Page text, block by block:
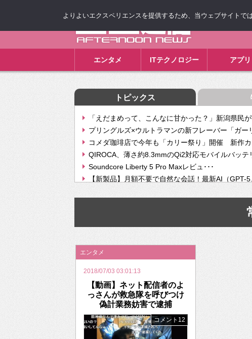
エンタメ ITテクノロジー アプリ
トピックス
「えだまめって、こんなに甘かった？」新潟県民
プリングルズ×ウルトラマンの新フレーバー「ガー
コメダ珈琲店で今年も「カリー祭り」開催 新作カ
QIROCA、薄さ約8.3mmのQi2対応モバイルバッテ
Soundcore Liberty 5 Pro Maxレビュ･･･
【新製品】月額不要で自然な会話！最新AI（GPT-
【次世代の没入感と生産性】VITURE Luma Ultra･･･
挫折率8割の壁をAIで突破。ジャストシステム、”自
2026年のバレンタインは「自分で作って、想いを
エンタメ
2018/07/03 03:01:13
【動画】ネット配信者のよ
っさんが救急隊を呼びつけ
偽計業務妨害で逮捕
コメント12
よりよいエクスペリエンスを提供するため、当ウェブサイト